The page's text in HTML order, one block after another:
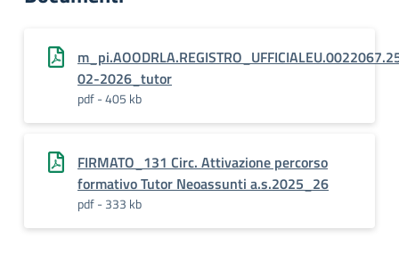
02-2026_tutor
pdf - 405 kb
FIRMATO_131 Circ. Attivazione percorso
formativo Tutor Neoassunti a.s.2025_26
pdf - 333 kb